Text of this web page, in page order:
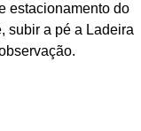
estacionamento do
subir a pé a Ladeira